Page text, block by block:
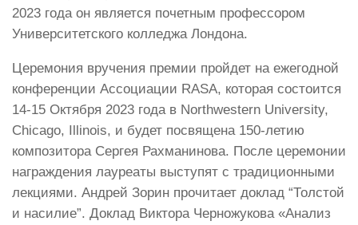
2023 года он является почетным профессором
Университетского колледжа Лондона.
Церемония вручения премии пройдет на ежегодной
конференции Ассоциации RASA, которая состоится
14-15 Октября 2023 года в Northwestern University,
Chicago, Illinois, и будет посвящена 150-летию
композитора Сергея Рахманинова. После церемонии
награждения лауреаты выступят с традиционными
лекциями. Андрей Зорин прочитает доклад “Толстой
и насилие”. Доклад Виктора Черножукова «Анализ